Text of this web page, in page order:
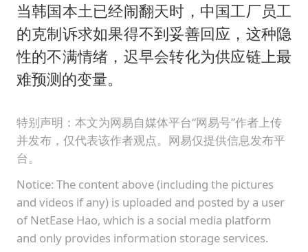
当韩国本土已经闹翻天时，中国工厂员工
的克制诉求如果得不到妥善回应，这种隐
性的不满情绪，迟早会转化为供应链上最
难预测的变量。
特别声明：本文为网易自媒体平台“网易号”作者上传
并发布，仅代表该作者观点。网易仅提供信息发布平
台。
Notice: The content above (including the pictures
and videos if any) is uploaded and posted by a user
of NetEase Hao, which is a social media platform
and only provides information storage services.